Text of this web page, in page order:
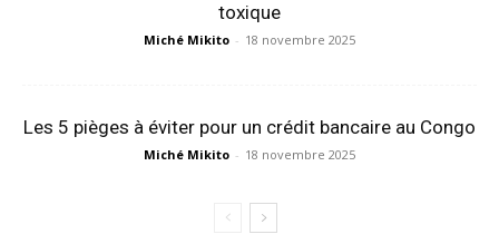
toxique
Miché Mikito - 18 novembre 2025
Les 5 pièges à éviter pour un crédit bancaire au Congo
Miché Mikito - 18 novembre 2025